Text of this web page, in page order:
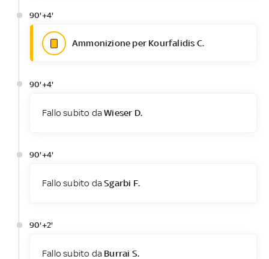
90'+4'
Ammonizione per Kourfalidis C.
90'+4'
Fallo subito daWieser D.
90'+4'
Fallo subito daSgarbi F.
90'+2'
Fallo subito da Burrai S.